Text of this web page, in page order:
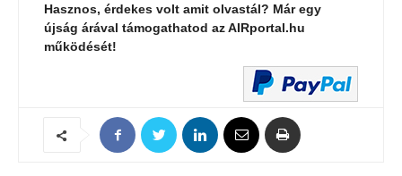
Hasznos, érdekes volt amit olvastál? Már egy
újság árával támogathatod az AIRportal.hu
működését!